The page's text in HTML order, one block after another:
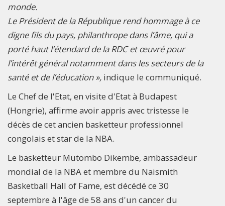
monde.
Le Président de la République rend hommage à ce
digne fils du pays, philanthrope dans l’âme, qui a
porté haut l’étendard de la RDC et œuvré pour
l’intérêt général notamment dans les secteurs de la
santé et de l’éducation », indique le communiqué.
Le Chef de l'Etat, en visite d'Etat à Budapest
(Hongrie), affirme avoir appris avec tristesse le
décès de cet ancien basketteur professionnel
congolais et star de la NBA.
Le basketteur Mutombo Dikembe, ambassadeur
mondial de la NBA et membre du Naismith
Basketball Hall of Fame, est décédé ce 30
septembre à l'âge de 58 ans d'un cancer du